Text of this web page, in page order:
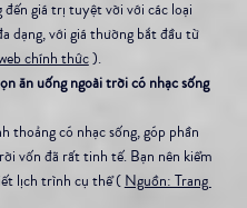
giá trị tuyệt vời với các loại
dạng, với giá thường bắt đầu từ
chính thức ).
ăn uống ngoài trời có nhạc sống
thoảng có nhạc sống, góp phần
vốn đã rất tinh tế. Bạn nên kiểm
lịch trình cụ thể ( Nguồn: Trang